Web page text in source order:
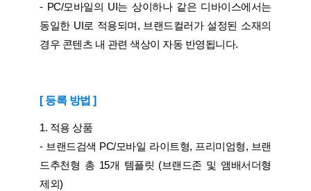
- PC/모바일의 UI는 상이하나 같은 디바이스에서는
동일한 UI로 적용되며, 브랜드컬러가 설정된 소재의
경우 콘텐츠 내 관련 색상이 자동 반영됩니다.
[ 등록 방법 ]
1. 적용 상품
- 브랜드검색 PC/모바일 라이트형, 프리미엄형, 브랜
드추천형 총 15개 템플릿 (브랜드존 및 앰배서더형
제외)